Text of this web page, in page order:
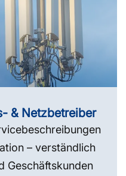
& Netzbetreiber
– verständlich
Geschäftskunden